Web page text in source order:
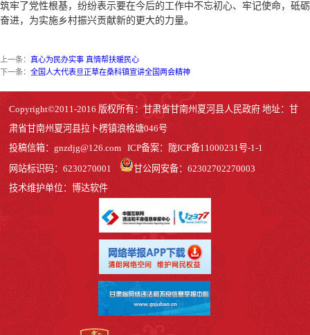
筑牢了党性根基，纷纷表示要在今后的工作中不忘初心、牢记使命，砥砺
奋进，为实施乡村振兴贡献新的更大的力量。
上一条： 真心为民办实事 真情帮扶暖民心
下一条： 全国人大代表旦正草在桑科镇宣讲全国两会精神
Copyright©2011-2016 版权所有：甘肃省甘南州夏河县人民政府 地址：甘
肃省甘南州夏河县拉卜楞镇浪格塘046号
投稿信箱：gnzdjg@126.com ICP备案： 陇ICP备11000231号-1-1
网站标识码：6230270001
甘公网安备：62302702270003
技术维护单位：博达软件